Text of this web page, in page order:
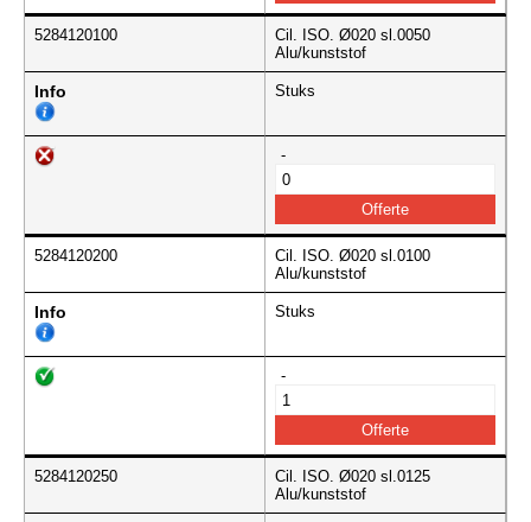
5284120100
Cil. ISO. Ø020 sl.0050
Alu/kunststof
Info Stuks
-
5284120200
Cil. ISO. Ø020 sl.0100
Alu/kunststof
Info Stuks
-
5284120250
Cil. ISO. Ø020 sl.0125
Alu/kunststof